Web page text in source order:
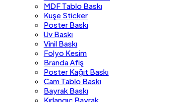
MDF Tablo Baskı
Kuşe Sticker
Poster Baskı
Uv Baskı
Vinil Baskı
Folyo Kesim
Branda Afiş
Poster Kağıt Baskı
Cam Tablo Baskı
Bayrak Baskı
Kırlangıç Bayrak